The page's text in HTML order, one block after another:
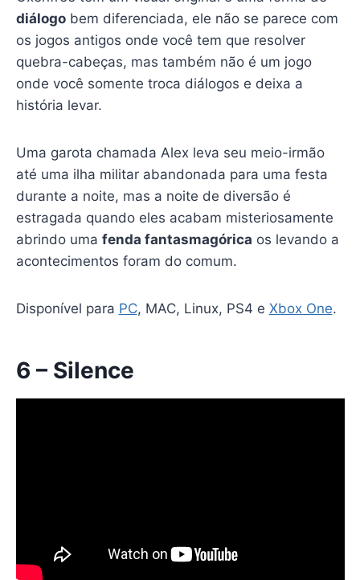
diálogobem diferenciada, ele não se parece com
os jogos antigos onde você tem que resolver
quebra-cabeças, mas também não é um jogo
onde você somente troca diálogos e deixa a
história levar.
Uma garota chamada Alex leva seu meio-irmão
até uma ilha militar abandonada para uma festa
durante a noite, mas a noite de diversão é
estragada quando eles acabam misteriosamente
abrindo uma fenda fantasmagórica os levando a
acontecimentos foram do comum.
Disponível para PC, MAC, Linux, PS4 e Xbox One.
6 – Silence